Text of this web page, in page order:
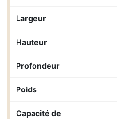
Largeur
Hauteur
Profondeur
Poids
Capacité de